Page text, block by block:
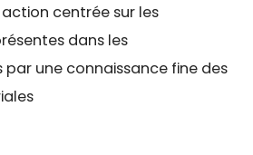
centrée sur les
dans les
une connaissance fine des